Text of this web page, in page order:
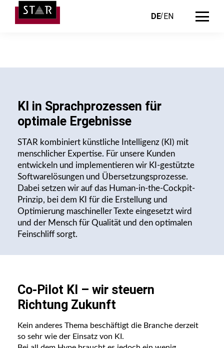
DE EN
KI in Sprachprozessen für
optimale Ergebnisse
STAR kombiniert künstliche Intelligenz (KI) mit
menschlicher Expertise. Für unsere Kunden
entwickeln und implementieren wir KI-gestützte
Softwarelösungen und Übersetzungs­prozesse.
Dabei setzen wir auf das Human-in-the-Cockpit-
Prinzip, bei dem KI für die Erstellung und
Optimierung maschineller Texte eingesetzt wird
und der Mensch für Qualität und den optimalen
Feinschliff sorgt.
Co-Pilot KI – wir steuern
Richtung Zukunft
Kein anderes Thema beschäftigt die Branche derzeit
so sehr wie der Einsatz von KI.